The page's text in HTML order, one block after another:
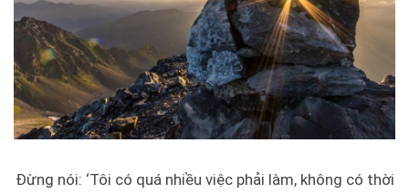
Đừng nói: ‘Tôi có quá nhiều việc phải làm, không có thời